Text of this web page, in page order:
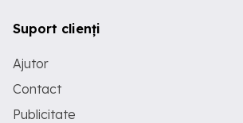
Suport clienți
Ajutor
Contact
Publicitate